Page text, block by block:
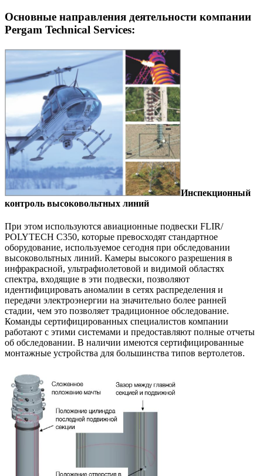
Основные направления деятельности компании
Pergam Technical Services:
Инспекционный
контроль высоковольтных линий
При этом используются авиационные подвески FLIR/
POLYTECH C350, которые превосходят стандартное
оборудование, используемое сегодня при обследовании
высоковольтных линий. Камеры высокого разрешения в
инфракрасной, ультрафиолетовой и видимой областях
спектра, входящие в эти подвески, позволяют
идентифицировать аномалии в сетях распределения и
передачи электроэнергии на значительно более ранней
стадии, чем это позволяет традиционное обследование.
Команды сертифицированных специалистов компании
работают с этими системами и предоставляют полные отчеты
об обследовании. В наличии имеются сертифицированные
монтажные устройства для большинства типов вертолетов.